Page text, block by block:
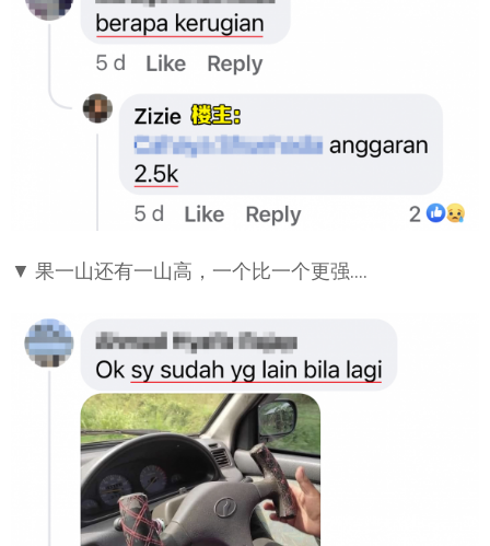
▼ 果一山还有一山高，一个比一个更强….